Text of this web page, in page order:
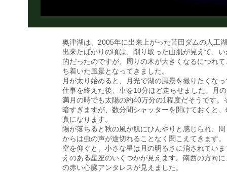
奥津湖は、2005年に出来上がった苫田ダムの人工
出来たばかりの頃は、削り取った山肌が見えて、
的だったのですが、周りの木が大きくなるにつれ
ち着いた風景となってきました。
月が太り始めると、月光で湖の風景を撮りたくな
仕事を終えた後、車を10分ほど走らせました。月
満月の時でも太陽の約40万分の1程度だそうです。
暗すぎますが、数分間シャッターを開けておくと
真になります。
陽が落ちると秋の風が肌にひんやりと感じられ、
からは虫の声が途切れることなく聞こえてきます。
空を仰ぐと、小さな星は月の明るさに消されてい
えのある星座のいくつかが見えます。南西の方向
の赤い心臓アンタレスが見えました。